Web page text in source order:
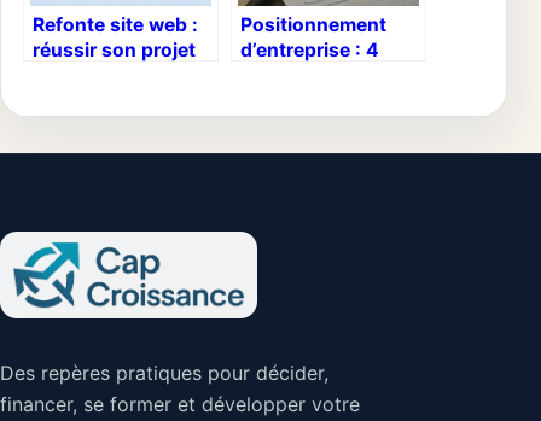
Refonte site web :
réussir son projet
Positionnement
d’entreprise : 4
concurrentiel
Des repères pratiques pour décider,
financer, se former et développer votre